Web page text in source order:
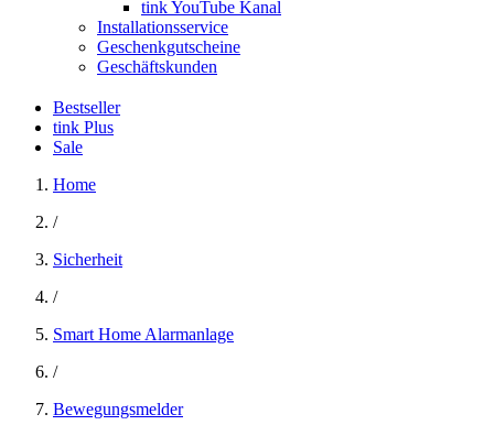
tink YouTube Kanal
Installationsservice
Geschenkgutscheine
Geschäftskunden
Bestseller
tink Plus
Sale
Home
/
Sicherheit
/
Smart Home Alarmanlage
/
Bewegungsmelder